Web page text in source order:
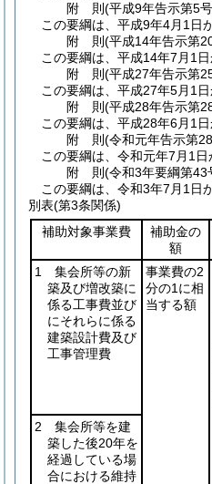
附 則(平成9年告示第5
この要綱は、平成9年4月1日
附 則(平成14年告示第
この要綱は、平成14年7月1日
附 則(平成27年告示第
この要綱は、平成27年5月1日
附 則(平成28年告示第
この要綱は、平成28年6月1日
附 則(令和元年告示第
この要綱は、令和元年7月1日
附 則(令和3年要綱第43
この要綱は、令和3年7月1日
別表(第3条関係)
補助対象事業費
補助金の
額
1 集会所等の新
築及び増改築に
係る工事費並び
にそれらに係る
建築設計費及び
工事管理費
事業費の2
分の1に相
当する額
2 集会所等を建
築した後20年を
経過している場
合における維持